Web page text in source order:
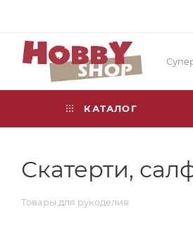
КАТАЛОГ
Скатерти,
Товары для рукоделия